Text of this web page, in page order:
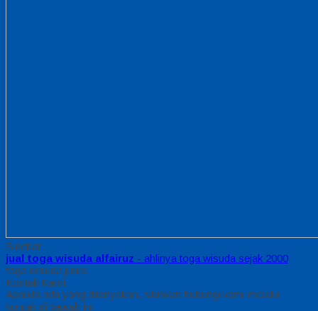
Sidebar
jual toga wisuda alfairuz - ahlinya toga wisuda sejak 2000
toga wisuda juara
Kontak Kami
Apabila ada yang ditanyakan, silahkan hubungi kami melalui
kontak di bawah ini.